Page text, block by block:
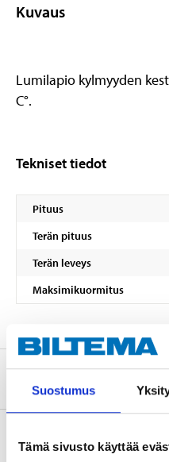
Suostumus
Tämä sivusto käyttää
Kuvaus
Lumilapio kylmyyden
C°.
Tekniset tiedot
Pituus
Terän pituus
Terän leveys
Maksimikuormitus